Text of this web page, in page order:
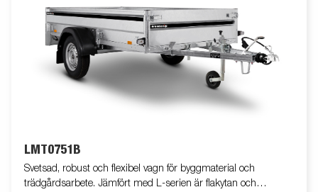
LMT0751B
Svetsad, robust och flexibel vagn för byggmaterial och
trädgårdsarbete. Jämfört med L-serien är flakytan och